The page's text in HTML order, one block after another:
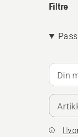
Filtre
Din